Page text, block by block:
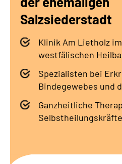
Gebärdensprache
Salzsiederstadt
Klinik Am Lietholz
westfälischen
Spezialisten bei
Bindegewebes und
Ganzheitliche